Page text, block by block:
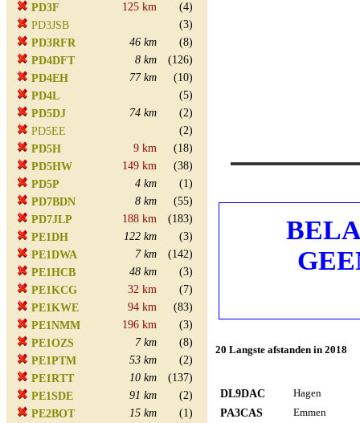
PD3F
125 km
(4)
PD3JSB
(3)
PD3RFR
46 km
(8)
PD4DFT
8 km
(126)
PD4EH
77 km
(10)
PD4L
(5)
PD5DJ
74 km
(2)
PD5EE
(2)
PD5H
9 km
(18)
PD5HW
149 km
(38)
PD5P
4 km
(1)
PD7BDN
8 km
(55)
PD7JLP
188 km
(183)
PE1DH
122 km
(3)
PE1DWA
7 km
(142)
PE1HCB
48 km
(3)
PE1KCG
32 km
(7)
PE1KWE
94 km
(83)
PE1NMM
196 km
(3)
PE1OZS
7 km
(8)
PE1PTM
53 km
(2)
PE1RTT
10 km
(137)
PE1SDE
91 km
(2)
PE2BOT
15 km
(1)
20 Langste afstanden in 2018
DL9DAC Hagen
PA3CAS Emmen